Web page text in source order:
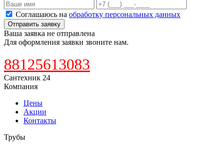
Соглашаюсь на обработку персональных данных
Отправить заявку
Ваша заявка не отправлена
Для оформления заявки звоните нам.
88125613083
Сантехник 24
Компания
Цены
Акции
Контакты
Трубы